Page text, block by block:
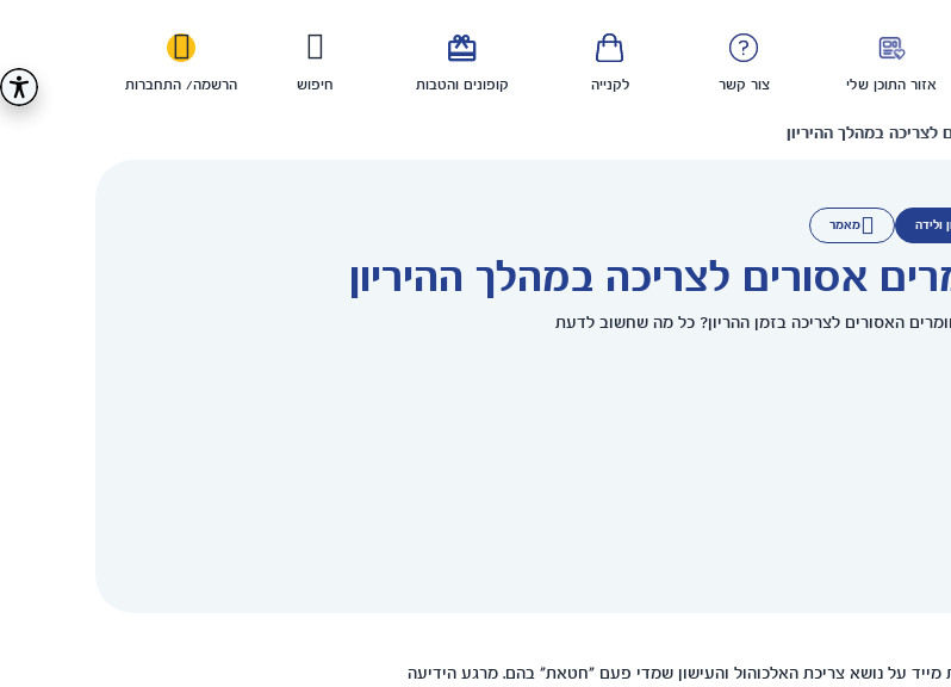
אזור התוכן שלי צור קשר לקנייה

קופונים והטבות חיפוש הרשמה/ התחברות
לצריכה במהלך ההיריון
ולידה מאמר
אסורים לצריכה במהלך ההיריון
האסורים לצריכה בזמן ההריון? כל מה שחשוב לדעת
מייד על נושא צריכת האלכוהול והעישון שמדי פעם "חטאת" בהם. מרגע הידיעה